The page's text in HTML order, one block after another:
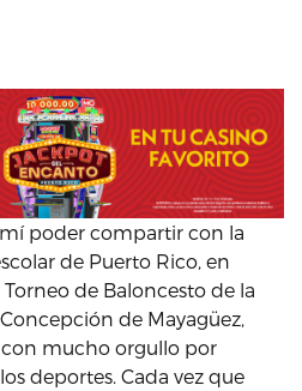
mí poder compartir con la
de Puerto Rico, en
de Baloncesto de la
de Mayagüez,
con mucho orgullo por
deportes. Cada vez que